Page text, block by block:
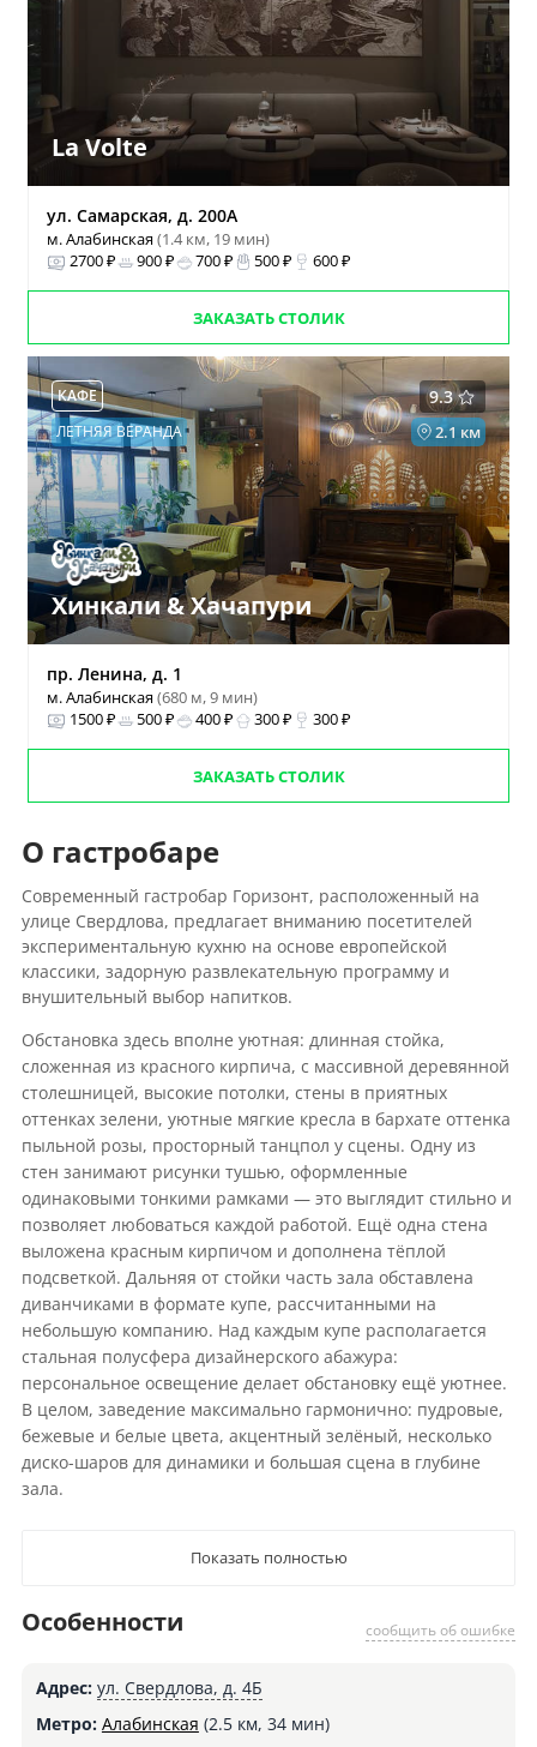
La Volte
ул. Самарская, д. 200А
м. Алабинская(1.4 км, 19 мин)
2700 ₽
900 ₽ 700 ₽ 500 ₽ 600 ₽
ЗАКАЗАТЬ СТОЛИК
9.3
КАФЕ
2.1 км
ЛЕТНЯЯ ВЕРАНДА
Хинкали & Хачапури
пр. Ленина, д. 1
м. Алабинская(680 м, 9 мин)
1500 ₽
500 ₽ 400 ₽ 300 ₽ 300 ₽
ЗАКАЗАТЬ СТОЛИК
О гастробаре
Современный гастробар Горизонт, расположенный на
улице Свердлова, предлагает вниманию посетителей
экспериментальную кухню на основе европейской
классики, задорную развлекательную программу и
внушительный выбор напитков.
Обстановка здесь вполне уютная: длинная стойка,
сложенная из красного кирпича, с массивной деревянной
столешницей, высокие потолки, стены в приятных
оттенках зелени, уютные мягкие кресла в бархате оттенка
пыльной розы, просторный танцпол у сцены. Одну из
стен занимают рисунки тушью, оформленные
одинаковыми тонкими рамками — это выглядит стильно и
позволяет любоваться каждой работой. Ещё одна стена
выложена красным кирпичом и дополнена тёплой
подсветкой. Дальняя от стойки часть зала обставлена
диванчиками в формате купе, рассчитанными на
небольшую компанию. Над каждым купе располагается
стальная полусфера дизайнерского абажура:
персональное освещение делает обстановку ещё уютнее.
В целом, заведение максимально гармонично: пудровые,
бежевые и белые цвета, акцентный зелёный, несколько
диско-шаров для динамики и большая сцена в глубине
зала.
Показать полностью
сообщить об ошибке
Особенности
Адрес: ул. Свердлова, д. 4Б
Метро: Алабинская (2.5 км, 34 мин)